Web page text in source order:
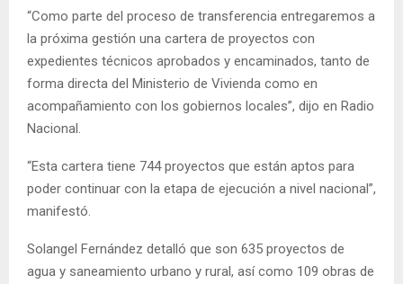
“Como parte del proceso de transferencia entregaremos a
la próxima gestión una cartera de proyectos con
expedientes técnicos aprobados y encaminados, tanto de
forma directa del Ministerio de Vivienda como en
acompañamiento con los gobiernos locales”, dijo en Radio
Nacional.
“Esta cartera tiene 744 proyectos que están aptos para
poder continuar con la etapa de ejecución a nivel nacional”,
manifestó.
Solangel Fernández detalló que son 635 proyectos de
agua y saneamiento urbano y rural, así como 109 obras de